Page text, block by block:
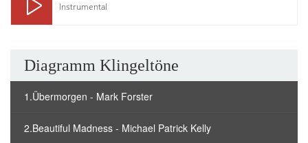
Instrumental
Diagramm Klingeltöne
1.Übermorgen - Mark Forster
2.Beautiful Madness - Michael Patrick Kelly